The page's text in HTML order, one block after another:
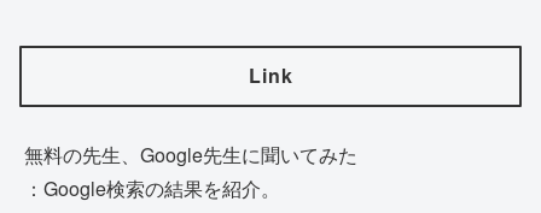
Link
無料の先生、Google先生に聞いてみた
：Google検索の結果を紹介。